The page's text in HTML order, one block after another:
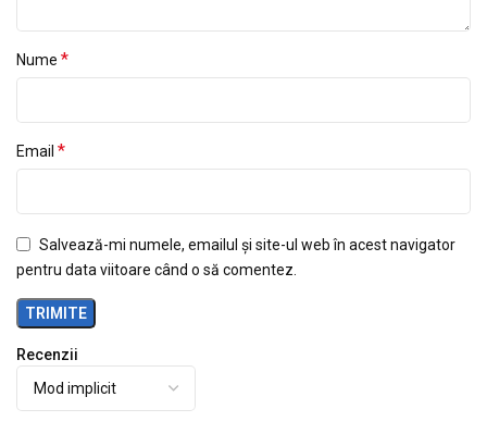
Recenzii
Nume *
Email *
Salvează-mi numele, emailul și site-ul web în acest navigator
pentru data viitoare când o să comentez.